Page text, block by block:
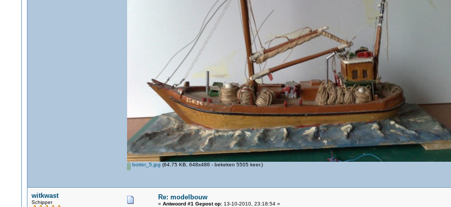
botter_5.jpg (64.75 KB, 648x486 - bekeken 5505 keer.)
witkwast
Schipper
Re: modelbouw
« Antwoord #1 Gepost op:13-10-2010, 23:18:54 »